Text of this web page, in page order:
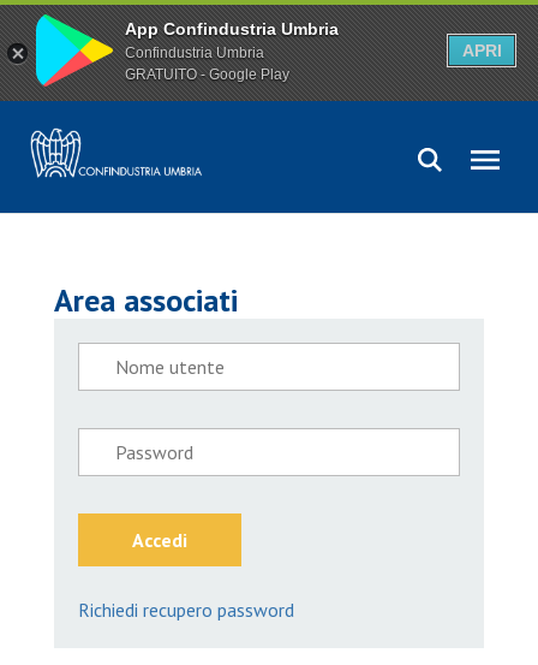
Area associati
Accedi
Richiedi recupero password
App Confindustria Umbria
Confindustria Umbria
GRATUITO - Google Play
APRI